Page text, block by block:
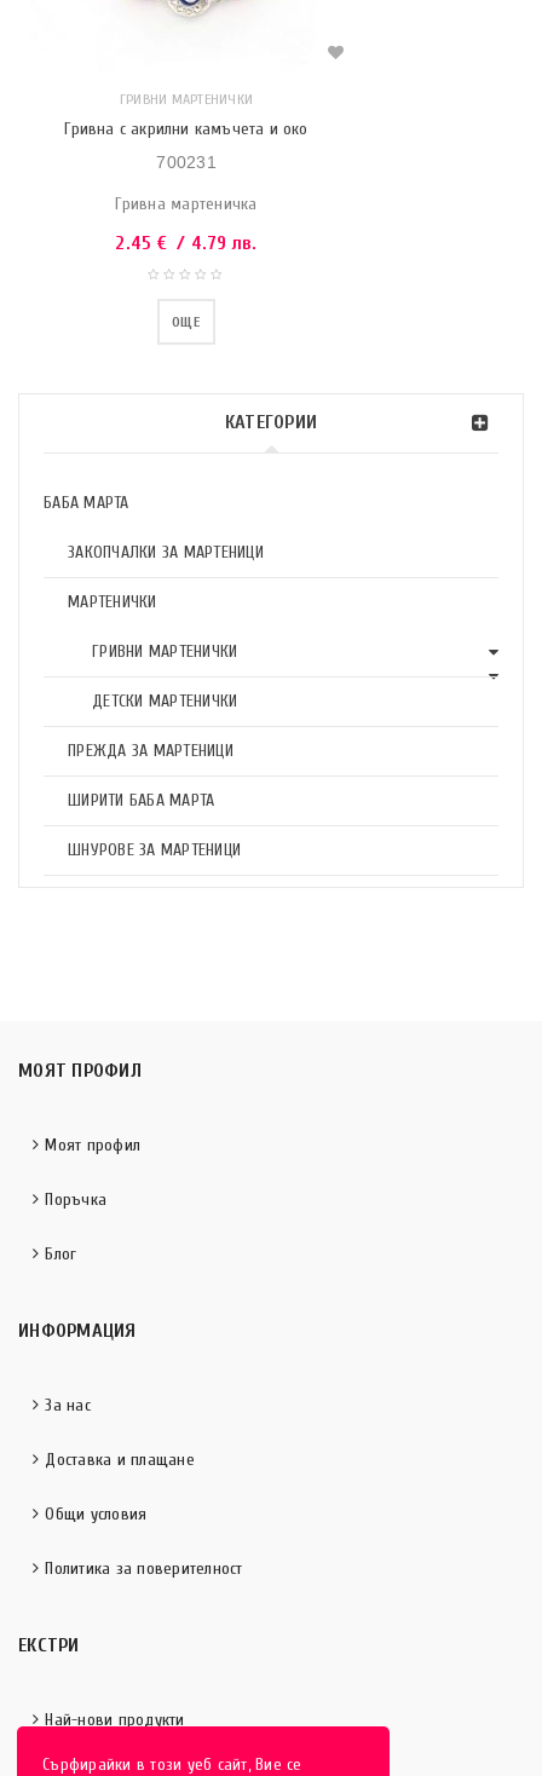
Сърфирайки в този уеб сайт, Вие се
КАТЕГОРИИ
БАБА МАРТА
ЗАКОПЧАЛКИ ЗА МАРТЕНИЦИ
МАРТЕНИЧКИ
ГРИВНИ МАРТЕНИЧКИ
ДЕТСКИ МАРТЕНИЧКИ
ПРЕЖДА ЗА МАРТЕНИЦИ
ШИРИТИ БАБА МАРТА
ШНУРОВЕ ЗА МАРТЕНИЦИ
ГРИВНИ МАРТЕНИЧКИ
Гривна с акрилни камъчета и око
700231
Гривна мартеничка
2.45 € / 4.79 лв.
ОЩЕ
МОЯТ ПРОФИЛ
Моят профил
Поръчка
Блог
ИНФОРМАЦИЯ
За нас
Доставка и плащане
Общи условия
Политика за поверителност
ЕКСТРИ
Най-нови продукти